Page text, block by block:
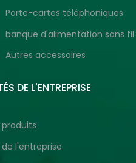
Porte-cartes téléphoniques
banque d'alimentation sans fil
Autres accessoires
DE L'ENTREPRISE
l'entreprise